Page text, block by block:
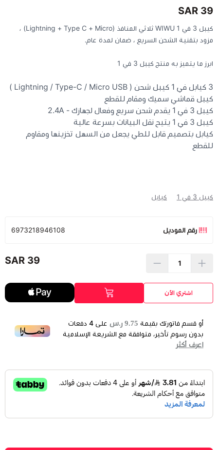
كيبوردات
أجهزة الشبكة والراوترات
وصلات الوسائط و موزع يو اس بي Hub
39 SAR
كيبل 3 في 1 WIWU ثلاثي المنافذ (Lightning + Type C + Micro) ،
مزود بتقنية الشحن السريع ، ضمان لمدة عام.
ابرز ما يتميز به منتج كيبل 3 في 1
3 كيابل في 1 كيبل شحن ( Lightning / Type-C / Micro USB )
كيبل قماشي سميك ومقام للقطع
كيبل 3 في 1 يقدم شحن سريع وفعال لجهازك - 2.4A
كيبل 3 في 1 يتيح نقل البيانات بسرعة عالية
كيابل بتصميم قابل للطي يجعل من السهل تخزينها ومقاوم
للقطع
كيبل 3 في 1 كيابل
رقم الموديل 6973218946108
39 SAR
اشتري الآن
أو قسم فاتورتك بقيمة9.75 ر.س على 4دفعات
بدون رسوم تأخير، متوافقة مع الشريعة الإسلامية
اعرف أكثر